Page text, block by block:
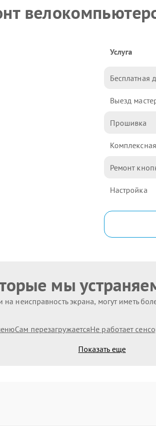
Услуга
Бесплатная
Выезд
Прошивка
Ремонт
Настройка
мы
неисправность экрана, могут иметь
Сам перезагружаетсяНе работает
Показать еще